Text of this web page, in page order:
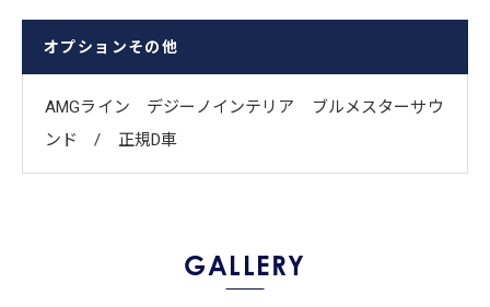
オプションその他
​AMGライン デジーノインテリア ブルメスターサウ
ンド / ​正規D車
GALLERY